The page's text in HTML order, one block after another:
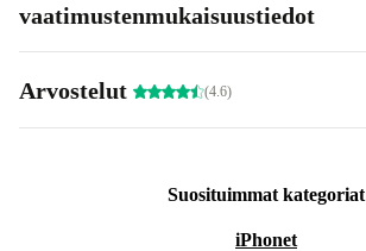
vaatimustenmukaisuustiedot
Arvostelut (4.6)
Suosituimmat kategoriat
iPhonet